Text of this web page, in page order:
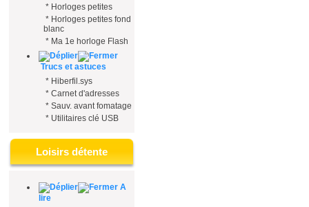
* Horloges petites
* Horloges petites fond
blanc
* Ma 1e horloge Flash
Trucs et astuces
* Hiberfil.sys
* Carnet d'adresses
* Sauv. avant fomatage
* Utilitaires clé USB
Loisirs détente
A
lire